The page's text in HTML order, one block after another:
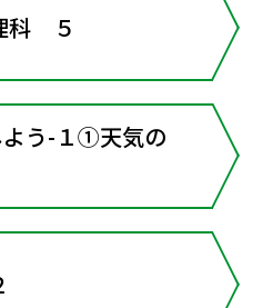
科 ５
う-１①天気の